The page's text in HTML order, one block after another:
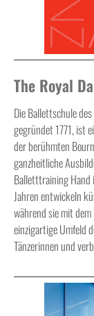
The Royal
Die Ballettschule
gegründet 1771, ist
der berühmten
ganzheitliche
Balletttraining Hand
Jahren entwickeln
während sie mit
einzigartige Umfeld
Tänzerinnen und